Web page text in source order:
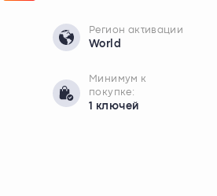
Регион активации
World
Минимум к
покупке:
1 ключей